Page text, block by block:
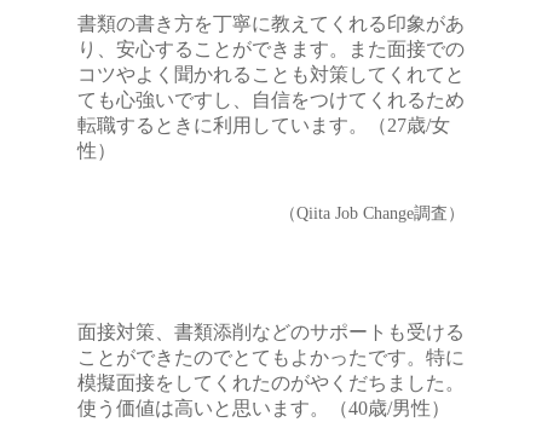
書類の書き方を丁寧に教えてくれる印象があ
り、安心することができます。また面接での
コツやよく聞かれることも対策してくれてと
ても心強いですし、自信をつけてくれるため
転職するときに利用しています。（27歳/女
性）
（Qiita Job Change調査）
面接対策、書類添削などのサポートも受ける
ことができたのでとてもよかったです。特に
模擬面接をしてくれたのがやくだちました。
使う価値は高いと思います。（40歳/男性）